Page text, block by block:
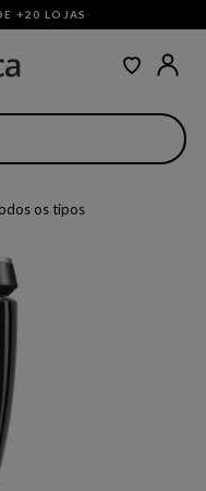
+20 LOJAS ·
os tipos